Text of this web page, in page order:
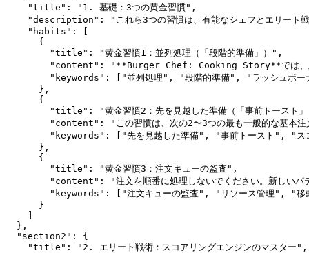
    "title": "1. 基礎：3つの黄金習慣",
"description": "これら3つの習慣は、有能なシェフとエリート戦
    "habits": [
      {
        "title": "黄金習慣1：並列処理（「段階的準備」）",
"content": "**Burger Chef: Cooking Story**では、顧客の注
"keywords": ["並列処理", "段階的準備", "ラッシュボー
      },
      {
"title": "黄金習慣2：先を見越した準備（「事前トースト
"content": "この習慣は、次の2〜3つの最も一般的な基本注文
"keywords": ["先を見越した準備", "事前トースト", "ス
      },
      {
        "title": "黄金習慣3：注文キューの監査",
"content": "注文を順番に処理しないでください。新しいパテ
"keywords": ["注文キューの監査", "リソース管理", "移
      }
    ]
  },
  "section2": {
    "title": "2. エリート戦術：スコアリングエンジンのマスター",